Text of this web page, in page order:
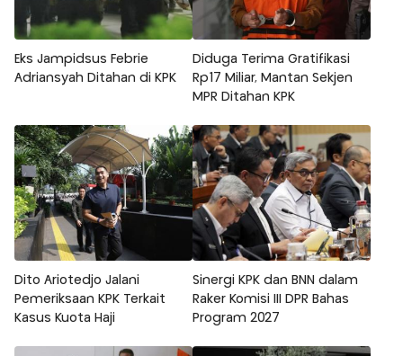
Eks Jampidsus Febrie
Adriansyah Ditahan di KPK
Diduga Terima Gratifikasi
Rp17 Miliar, Mantan Sekjen
MPR Ditahan KPK
Dito Ariotedjo Jalani
Pemeriksaan KPK Terkait
Kasus Kuota Haji
Sinergi KPK dan BNN dalam
Raker Komisi III DPR Bahas
Program 2027